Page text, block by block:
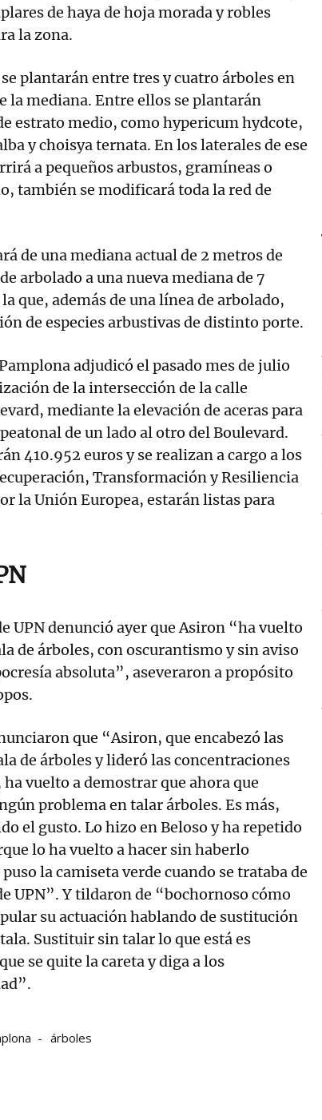
de haya de hoja morada y robles
la zona.
plantarán entre tres y cuatro árboles en
la mediana. Entre ellos se plantarán
estrato medio, como hypericum hydcote,
y choisya ternata. En los laterales de ese
a pequeños arbustos, gramíneas o
también se modificará toda la red de
de una mediana actual de 2 metros de
arbolado a una nueva mediana de 7
que, además de una línea de arbolado,
de especies arbustivas de distinto porte.
adjudicó el pasado mes de julio
de la intersección de la calle
mediante la elevación de aceras para
de un lado al otro del Boulevard.
410.952 euros y se realizan a cargo a los
Transformación y Resiliencia
la Unión Europea, estarán listas para
UPN denunció ayer que Asiron “ha vuelto
de árboles, con oscurantismo y sin aviso
absoluta”, aseveraron a propósito
que “Asiron, que encabezó las
de árboles y lideró las concentraciones
ha vuelto a demostrar que ahora que
problema en talar árboles. Es más,
el gusto. Lo hizo en Beloso y ha repetido
lo ha vuelto a hacer sin haberlo
la camiseta verde cuando se trataba de
UPN”. Y tildaron de “bochornoso cómo
su actuación hablando de sustitución
Sustituir sin talar lo que está es
se quite la careta y diga a los
árboles